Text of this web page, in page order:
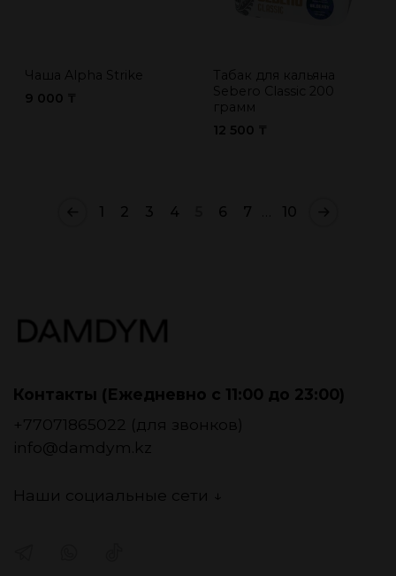
Чаша Alpha Strike
9 000 ₸
Табак для кальяна
Sebero Classic 200
грамм
12 500 ₸
1 2 3 4 6 7 10
Контакты (Ежедневно с 11:00 до 23:00)
+77071865022 (для звонков)
info@damdym.kz
Наши социальные сети ↓